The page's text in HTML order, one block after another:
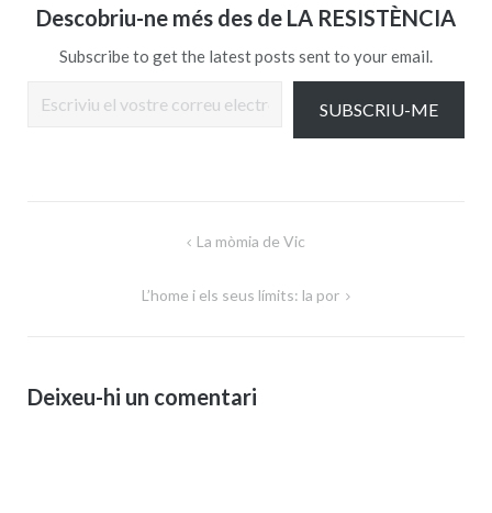
Descobriu-ne més des de LA RESISTÈNCIA
Subscribe to get the latest posts sent to your email.
SUBSCRIU-ME
La mòmia de Vic
L’home i els seus límits: la por
Deixeu-hi un comentari